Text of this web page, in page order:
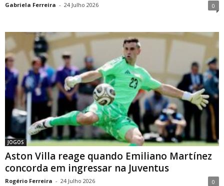
Gabriela Ferreira - 24 Julho 2026 0
JOGOS
Aston Villa reage quando Emiliano Martínez
concorda em ingressar na Juventus
Rogério Ferreira - 24 Julho 2026 0